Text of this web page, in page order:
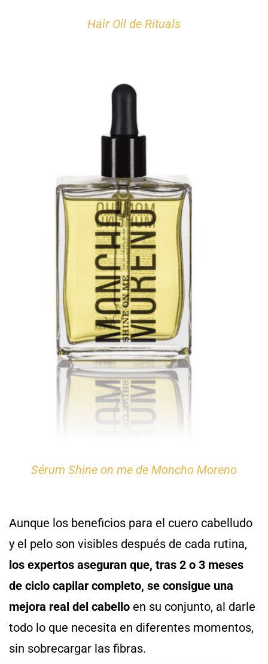
Hair Oil de Rituals
Sérum Shine on me de Moncho Moreno
Aunque los beneficios para el cuero cabelludo
y el pelo son visibles después de cada rutina,
los expertos aseguran que, tras 2 o 3 meses
de ciclo capilar completo, se consigue una
mejora real del cabello en su conjunto, al darle
todo lo que necesita en diferentes momentos,
sin sobrecargar las fibras.